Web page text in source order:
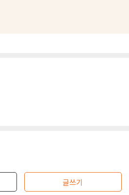
글쓰기